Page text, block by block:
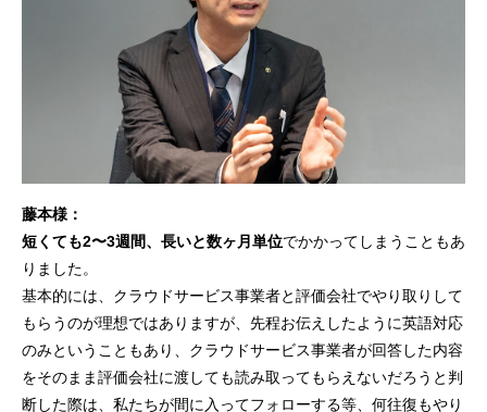
藤本様：
短くても2〜3週間、長いと数ヶ月単位でかかってしまうこともあ
りました。
基本的には、クラウドサービス事業者と評価会社でやり取りして
もらうのが理想ではありますが、先程お伝えしたように英語対応
のみということもあり、クラウドサービス事業者が回答した内容
をそのまま評価会社に渡しても読み取ってもらえないだろうと判
断した際は、私たちが間に入ってフォローする等、何往復もやり